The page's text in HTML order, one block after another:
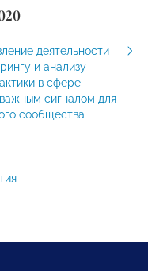
деятельности
и анализу
в сфере
сигналом для
сообщества